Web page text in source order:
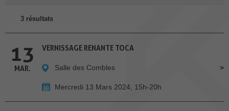
3 résultats
13
MAR.
VERNISSAGE RENANTE TOCA
Salle des Combles
Mercredi 13 Mars 2024, 15h-20h